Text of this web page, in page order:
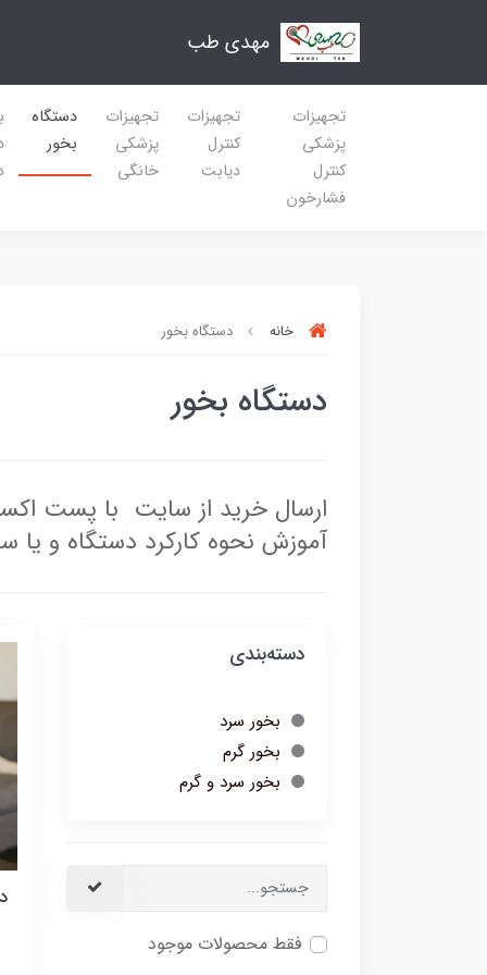
مهدی طب
تجهیزات
پزشکی
کنترل
فشارخون
تجهیزات
کنترل
دیابت
تجهیزات
پزشکی
خانگی
دستگاه
بخور
خانه دستگاه بخور
دستگاه بخور
ارسال خرید از سایت با پست
آموزش نحوه کارکرد دستگاه و
دسته‌بندی
بخور سرد
بخور گرم
بخور سرد و گرم
فقط محصولات موجود